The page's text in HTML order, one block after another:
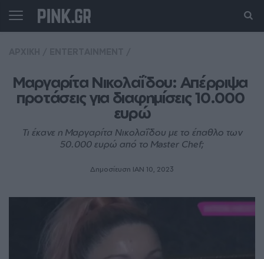
Μαργαρίτα Νικολαΐδου: Απέρριψα
προτάσεις για διαφημίσεις 10.000
ευρώ
Τι έκανε η Μαργαρίτα Νικολαΐδου με το έπαθλο των
50.000 ευρώ από το Master Chef;
Δημοσίευση ΙΑΝ 10, 2023